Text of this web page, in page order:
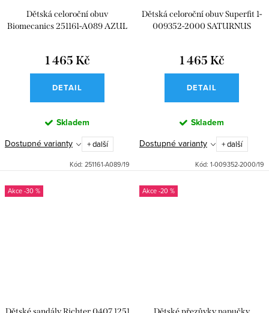
Dětská celoroční obuv
Biomecanics 251161-A089 AZUL
1 465 Kč
DETAIL
Skladem
Dostupné varianty
+ další
Kód: 251161-A089/19
Dětská celoroční obuv Superfit 1-
009352-2000 SATURNUS
1 465 Kč
DETAIL
Skladem
Dostupné varianty
+ další
Kód: 1-009352-2000/19
-30 % -20 %